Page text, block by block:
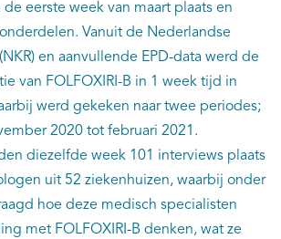
eerste week van maart plaats en
Vanuit de Nederlandse
en aanvullende EPD-data werd de
van FOLFOXIRI-B in 1 week tijd in
werd gekeken naar twee periodes;
2020 tot februari 2021.
diezelfde week 101 interviews plaats
uit 52 ziekenhuizen, waarbij onder
hoe deze medisch specialisten
met FOLFOXIRI-B denken, wat ze